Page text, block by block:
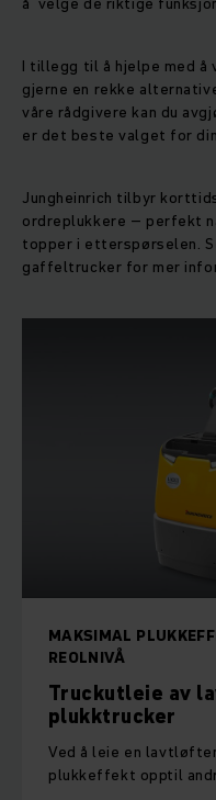
I tillegg til å hjelpe med
gjerne en rekke
våre rådgivere kan du
er det beste valget for
Jungheinrich tilbyr
ordreplukkere – perfekt
topper i etterspørselen.
gaffeltrucker for mer
MAKSIMAL
REOLNIVÅ
Truckutleie av
plukktrucker
Ved å leie en
plukkeffekt opptil